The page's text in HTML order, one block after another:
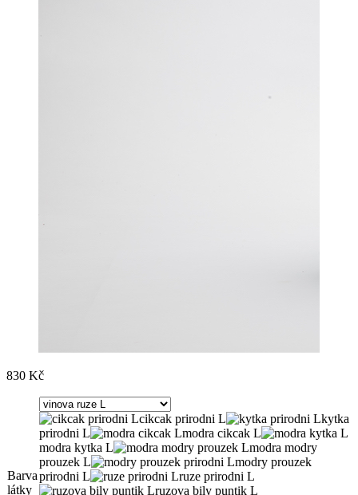
830 Kč
Barva
látky
cikcak prirodni L
kytka
prirodni L
modra cikcak L
modra kytka L
modra modry
prouzek L
modry prouzek
prirodni L
ruze prirodni L
ruzova bily puntik L